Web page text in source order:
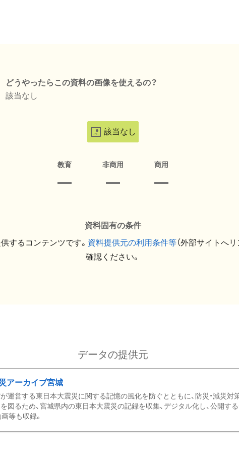
どうやったらこの資料の画像を使えるの？
該当なし
該当なし
教育 非商用 商用
資料固有の条件
するコンテンツです。 資料提供元の利用条件等（外部サイトへリ
確認ください。
データの提供元
アーカイブ宮城
運営する東日本大震災に関する記憶の風化を防ぐとともに、防災・減災対
図るため、宮城県内の東日本大震災の記録を収集、デジタル化し、公開す
等も収録。